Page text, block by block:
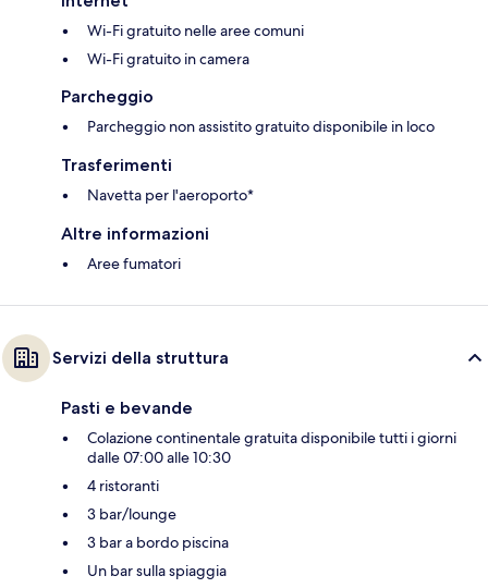
Wi-Fi gratuito nelle aree comuni
Wi-Fi gratuito in camera
Parcheggio
Parcheggio non assistito gratuito disponibile in loco
Trasferimenti
Navetta per l'aeroporto*
Altre informazioni
Aree fumatori
Servizi della struttura
Pasti e bevande
Colazione continentale gratuita disponibile tutti i giorni
dalle 07:00 alle 10:30
4 ristoranti
3 bar/lounge
3 bar a bordo piscina
Un bar sulla spiaggia